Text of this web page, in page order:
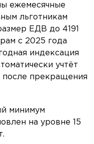
ежемесячные
льготникам
ЕДВ до 4191
с 2025 года
индексация
учтёт
после прекращения
минимум
на уровне 15